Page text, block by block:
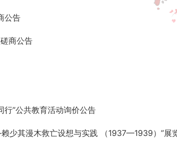
公告
商公告
行”公共教育活动询价公告
少其漫木救亡设想与实践 （1937—1939）”展